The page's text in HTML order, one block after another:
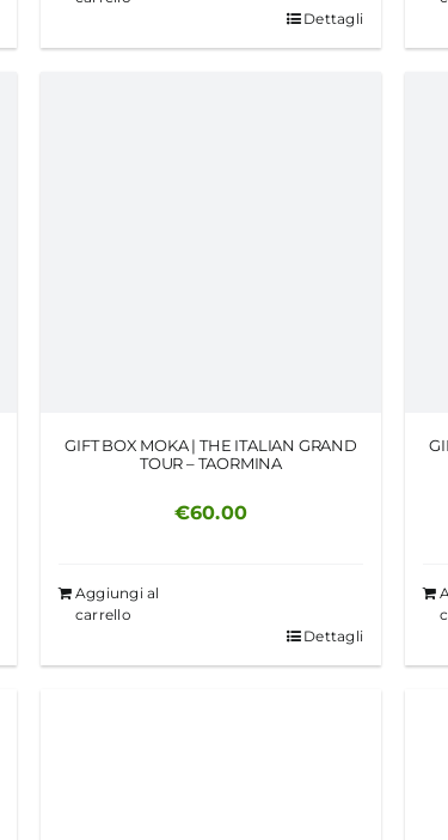
Dettagli
GIFT BOX MOKA | THE ITALIAN GRAND
TOUR – TAORMINA
€60.00
Aggiungi al
carrello
Dettagli